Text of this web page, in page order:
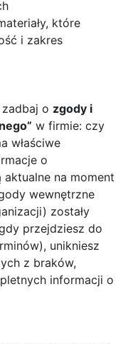
które
i zakres
o zgody i
w firmie: czy
właściwe
o
na moment
wewnętrzne
zostały
przejdziesz do
unikniesz
z braków,
informacji o